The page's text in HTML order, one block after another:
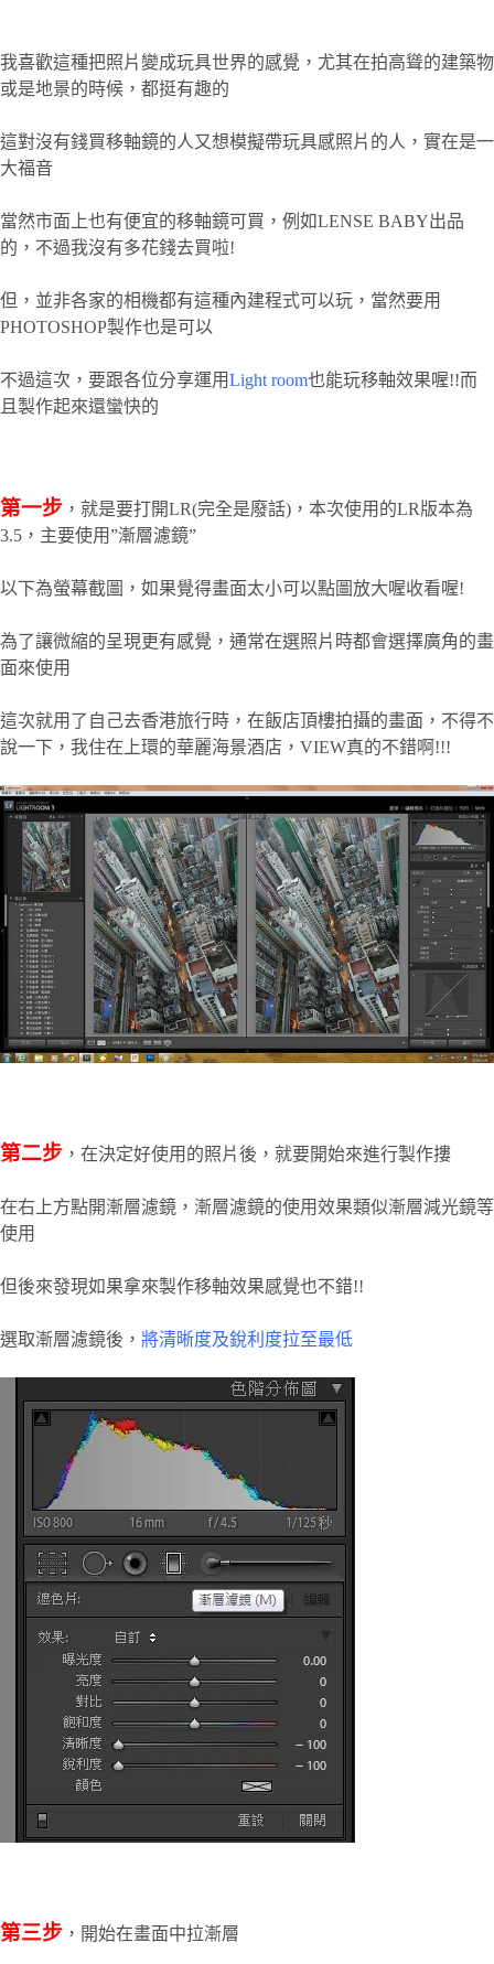
我喜歡這種把照片變成玩具世界的感覺，尤其在拍高聳的建築物
或是地景的時候，都挺有趣的
這對沒有錢買移軸鏡的人又想模擬帶玩具感照片的人，實在是一
大福音
當然市面上也有便宜的移軸鏡可買，例如LENSE BABY出品
的，不過我沒有多花錢去買啦!
但，並非各家的相機都有這種內建程式可以玩，當然要用
PHOTOSHOP製作也是可以
不過這次，要跟各位分享運用Light room也能玩移軸效果喔!!而
且製作起來還蠻快的
第一步 ，就是要打開LR(完全是廢話)，本次使用的LR版本為
3.5，主要使用”漸層濾鏡”
以下為螢幕截圖，如果覺得畫面太小可以點圖放大喔收看喔!
為了讓微縮的呈現更有感覺，通常在選照片時都會選擇廣角的畫
面來使用
這次就用了自己去香港旅行時，在飯店頂樓拍攝的畫面，不得不
說一下，我住在上環的華麗海景酒店，VIEW真的不錯啊!!!
第二步 ，在決定好使用的照片後，就要開始來進行製作摟
在右上方點開漸層濾鏡，漸層濾鏡的使用效果類似漸層減光鏡等
使用
但後來發現如果拿來製作移軸效果感覺也不錯!!
選取漸層濾鏡後， 將清晰度及銳利度拉至最低
第三步 ，開始在畫面中拉漸層